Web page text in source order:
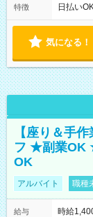
特徴 日払い
気になる！
【座り＆手
フ ★副業OK
OK
アルバイト 職種
給与
時給